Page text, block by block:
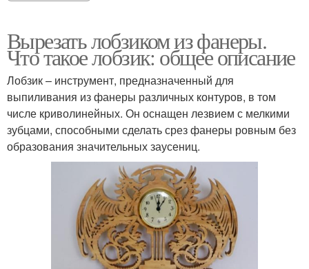
Вырезать лобзиком из фанеры.
Что такое лобзик: общее описание
Лобзик – инструмент, предназначенный для
выпиливания из фанеры различных контуров, в том
числе криволинейных. Он оснащен лезвием с мелкими
зубцами, способными сделать срез фанеры ровным без
образования значительных заусениц.